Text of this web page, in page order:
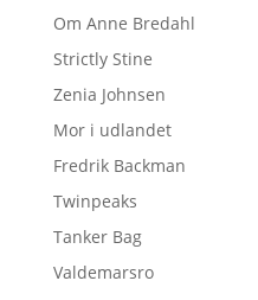
Om Anne Bredahl
Strictly Stine
Zenia Johnsen
Mor i udlandet
Fredrik Backman
Twinpeaks
Tanker Bag
Valdemarsro